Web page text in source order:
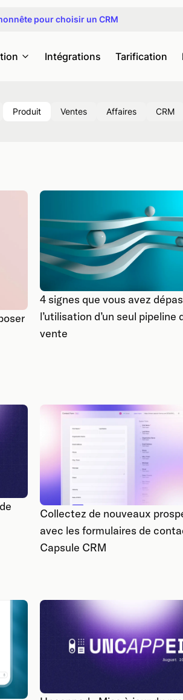
pour choisir un CRM
Intégrations Tarification
Produit Ventes Affaires CRM
4 signes que vous avez
l’utilisation d’un seul pipeline
vente
Collectez de nouveaux
avec les formulaires de
Capsule CRM